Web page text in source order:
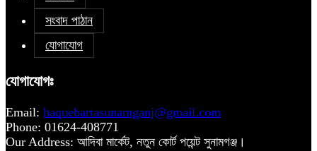
সংবাদ পাঠান
যোগাযোগ
যোগাযোগঃ
Email: haquebartasunamganj@gmail.com
Phone: 01624-408771
Our Address: আদিবা মার্কেট, নতুন কোর্ট পয়েন্ট সুনামগঞ্জ।